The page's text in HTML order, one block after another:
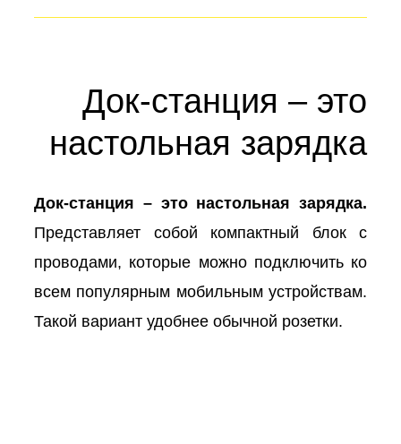
Док-станция – это
настольная зарядка
Док-станция – это настольная зарядка.
Представляет собой компактный блок с
проводами, которые можно подключить ко
всем популярным мобильным устройствам.
Такой вариант удобнее обычной розетки.